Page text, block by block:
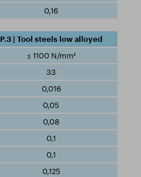
0,16
P.3 | Tool steels low alloyed
≤ 1100 N/mm²
33
0,016
0,05
0,08
0,1
0,1
0,125